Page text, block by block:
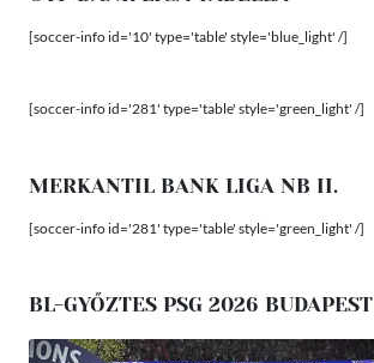
[soccer-info id='10' type='table' style='blue_light' /]
[soccer-info id='281' type='table' style='green_light' /]
MERKANTIL BANK LIGA NB II.
[soccer-info id='281' type='table' style='green_light' /]
BL-GYŐZTES PSG 2026 BUDAPEST